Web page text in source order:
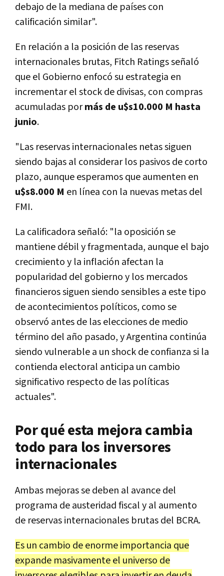
debajo de la mediana de países con
calificación similar".
En relación a la posición de las reservas
internacionales brutas, Fitch Ratings señaló
que el Gobierno enfocó su estrategia en
incrementar el stock de divisas, con compras
acumuladas pormás de u$s10.000 M hasta
junio.
"Las reservas internacionales netas siguen
siendo bajas al considerar los pasivos de corto
plazo, aunque esperamos que aumenten en
u$s8.000 M en línea con la nuevas metas del
FMI.
La calificadora señaló: "la oposición se
mantiene débil y fragmentada, aunque el bajo
crecimiento y la inflación afectan la
popularidad del gobierno y los mercados
financieros siguen siendo sensibles a este tipo
de acontecimientos políticos, como se
observó antes de las elecciones de medio
término del año pasado, y Argentina continúa
siendo vulnerable a un shock de confianza si la
contienda electoral anticipa un cambio
significativo respecto de las políticas
actuales".
Por qué esta mejora cambia
todo para los inversores
internacionales
Ambas mejoras se deben al avance del
programa de austeridad fiscal y al aumento
de reservas internacionales brutas del BCRA.
Es un cambio de enorme importancia que
expande masivamente el universo de